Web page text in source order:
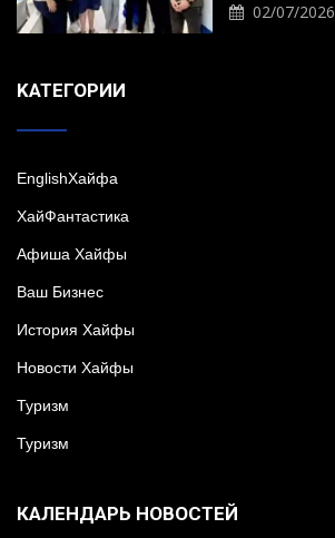
02/07/2026
KАТЕГОРИИ
EnglishХайфа
XайФантастика
Афиша Хайфы
Ваш Бизнес
История Хайфы
Новости Хайфы
Туризм
Туризм
КАЛЕНДАРЬ НОВОСТЕЙ